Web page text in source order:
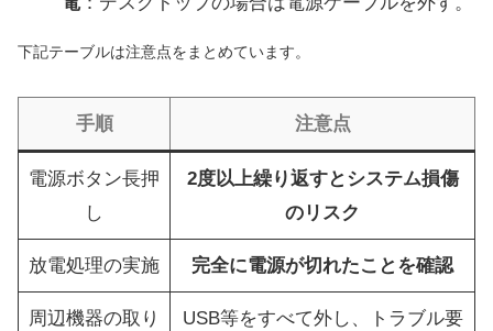
下記テーブルは注意点をまとめています。
手順 注意点
電源ボタン長押
し
2度以上繰り返すとシステム損傷
のリスク
放電処理の実施 完全に電源が切れたことを確認
周辺機器の取り
USB等をすべて外し、トラブル要